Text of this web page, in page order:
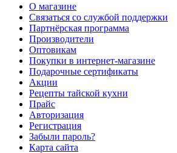
О магазине
Связаться со службой поддержки
Партнёрская программа
Производители
Оптовикам
Покупки в интернет-магазине
Подарочные сертификаты
Акции
Рецепты тайской кухни
Прайс
Авторизация
Регистрация
Забыли пароль?
Карта сайта